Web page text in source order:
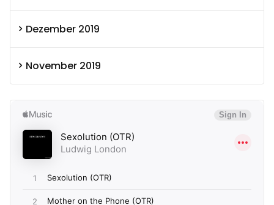
Dezember 2019
November 2019